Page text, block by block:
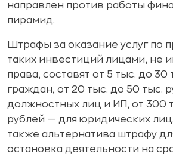
направлен против работы
пирамид.
Штрафы за оказание услуг по
таких инвестиций лицами, не
права, составят от 5 тыс. до 30
граждан, от 20 тыс. до 50 тыс.
должностных лиц и ИП, от 300
рублей — для юридических
также альтернатива штрафу
остановка деятельности на